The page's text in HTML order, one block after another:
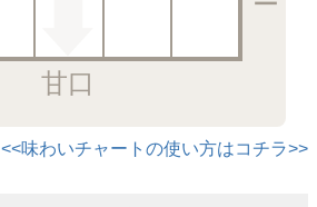
甘口
<<味わいチャートの使い方はコチラ>>